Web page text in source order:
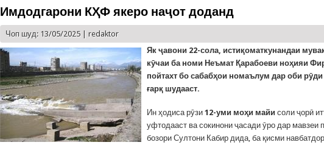
Имдодгарони КҲФ якеро наҷот доданд
Чоп шуд: 13/05/2025 |redaktor
Як ҷавони 22-сола, истиқоматкунандаи
кӯчаи ба номи Неъмат Қарабоеви ноҳияи
пойтахт бо сабабҳои номаълум дар оби
ғарқ шудааст.
Ин ҳодиса рӯзи12-уми моҳи майи соли ҷорӣ
уфтодааст ва сокинони ҷасади ӯро дар мавзеи
бозори Султони Кабир дида, ба қисми